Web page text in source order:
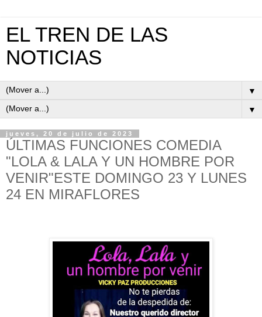
EL TREN DE LAS
NOTICIAS
▼
▼
jueves, 20 de julio de 2023
ÚLTIMAS FUNCIONES COMEDIA
"LOLA & LALA Y UN HOMBRE POR
VENIR"ESTE DOMINGO 23 Y LUNES
24 EN MIRAFLORES